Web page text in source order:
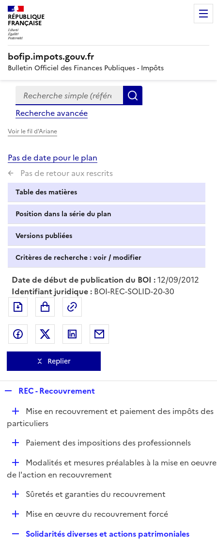
RÉPUBLIQUE
FRANÇAISE
bofip.impots.gouv.fr
Bulletin Officiel des Finances Publiques - Impôts
Formulaire
de
recherche
Recherche simple (références, mots clés, partie du
Recherche avancée
Voir le fil d'Ariane
Pas de date pour le plan
Pas de retour aux rescrits
Table des matières
Position dans la série du plan
Versions publiées
Critères de recherche : voir / modifier
Date de début de publication du BOI :12/09/2012
Identifiant juridique : BOI-REC-SOLID-20-30
Exporter le document au format pdf
Partager sur Facebook
Partager sur Twitter
Partager sur LinkedIn
Replier
p
l
i
e
r
REC - Recouvrement
D
é
e
r
Mise en recouvrement et paiement des impôts des
particuliers
D
l
Paiement des impositions des professionnels
D
é
Modalités et mesures préalables à la mise en oeuvre
de l'action en recouvrement
DSûretés et garanties du recouvrement
DMise en œuvre du recouvrement forcé
Solidarités diverses et actions patrimoniales